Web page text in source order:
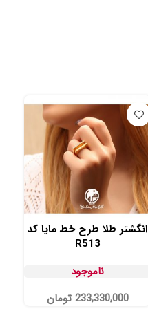
انگشتر طلا طرح خط مایا کد
R513
ناموجود
233,330,000 تومان